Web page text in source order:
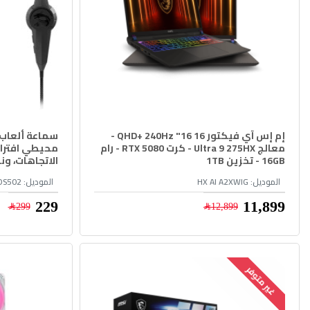
الموديل: HX AI A2XWIG
إم إس آي فيكتور 16 16" QHD+ 240Hz -
معالج Ultra 9 275HX - كرت RTX 5080 - رام
16GB - تخزين 1TB
11,899﷼ 12,899﷼
الموديل:
الاتجاهات،
229﷼ 299﷼
غير متوفر